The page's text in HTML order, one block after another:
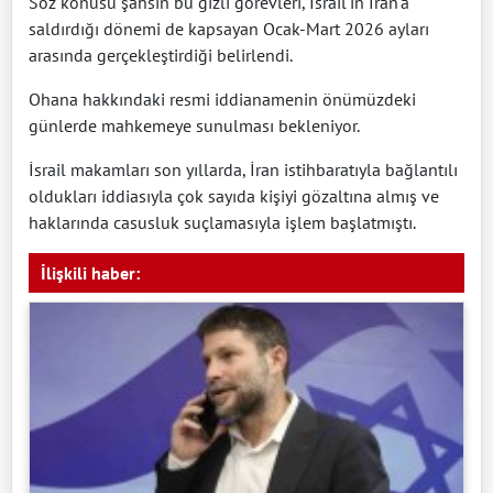
saldırdığı dönemi de kapsayan Ocak-Mart 2026 ayları
arasında gerçekleştirdiği belirlendi.
Ohana hakkındaki resmi iddianamenin önümüzdeki
günlerde mahkemeye sunulması bekleniyor.
İsrail makamları son yıllarda, İran istihbaratıyla bağlantılı
oldukları iddiasıyla çok sayıda kişiyi gözaltına almış ve
haklarında casusluk suçlamasıyla işlem başlatmıştı.
İlişkili haber: